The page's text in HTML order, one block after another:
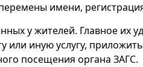
имени,
у жителей. Главное их
или иную услугу,
посещения органа ЗАГС.